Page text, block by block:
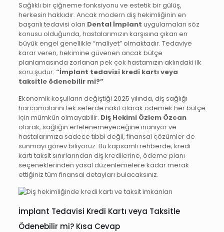
Sağlıklı bir çiğneme fonksiyonu ve estetik bir gülüş,
herkesin hakkıdır. Ancak modern diş hekimliğinin en
başarılı tedavisi olan Dental İmplant uygulamaları söz
konusu olduğunda, hastalarımızın karşısına çıkan en
büyük engel genellikle “maliyet” olmaktadır. Tedaviye
karar veren, hekimine güvenen ancak bütçe
planlamasında zorlanan pek çok hastamızın aklındaki ilk
soru şudur: “İmplant tedavisi kredi kartı veya
taksitle ödenebilir mi?”
Ekonomik koşulların değiştiği 2025 yılında, diş sağlığı
harcamalarını tek seferde nakit olarak ödemek her bütçe
için mümkün olmayabilir. Diş Hekimi Özlem Özcan
olarak, sağlığın ertelenemeyeceğine inanıyor ve
hastalarımıza sadece tıbbi değil, finansal çözümler de
sunmayı görev biliyoruz. Bu kapsamlı rehberde; kredi
kartı taksit sınırlarından diş kredilerine, ödeme planı
seçeneklerinden yasal düzenlemelere kadar merak
ettiğiniz tüm finansal detayları bulacaksınız.
İmplant Tedavisi Kredi Kartı veya Taksitle
Ödenebilir mi? Kısa Cevap